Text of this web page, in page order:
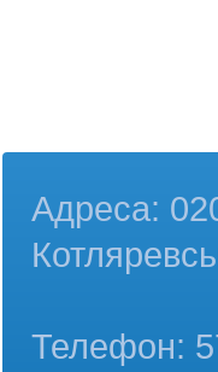
Адреса:
Телефон: